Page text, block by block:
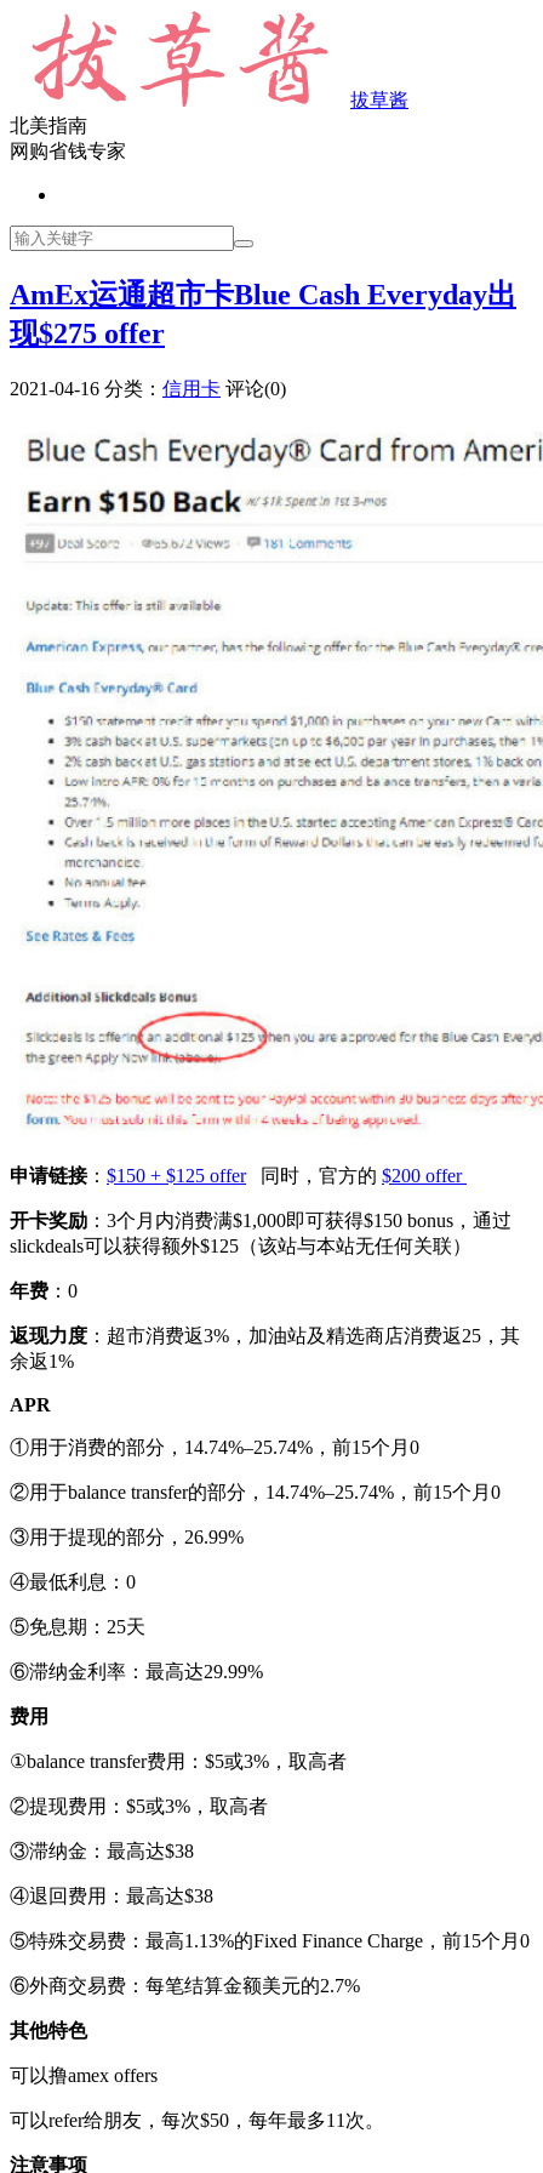
拔草酱
北美指南
网购省钱专家
AmEx运通超市卡Blue Cash Everyday出
现$275 offer
2021-04-16 分类： 信用卡 评论(0)
申请链接： $150 + $125 offer同时，官方的 $200 offer
开卡奖励 ：3个月内消费满$1,000即可获得$150 bonus，通过
slickdeals可以获得额外$125（该站与本站无任何关联）
年费 ：0
返现力度 ：超市消费返3%，加油站及精选商店消费返25，其
余返1%
APR
①用于消费的部分，14.74%–25.74%，前15个月0
②用于balance transfer的部分，14.74%–25.74%，前15个月0
③用于提现的部分，26.99%
④最低利息：0
⑤免息期：25天
⑥滞纳金利率：最高达29.99%
费用
①balance transfer费用：$5或3%，取高者
②提现费用：$5或3%，取高者
③滞纳金：最高达$38
④退回费用：最高达$38
⑤特殊交易费：最高1.13%的Fixed Finance Charge，前15个月0
⑥外商交易费：每笔结算金额美元的2.7%
其他特色
可以撸amex offers
可以refer给朋友，每次$50，每年最多11次。
注意事项